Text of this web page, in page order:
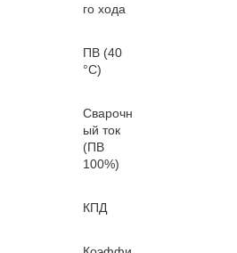
го хода
ПВ (40
°С)
Сварочн
ый ток
(ПВ
100%)
КПД